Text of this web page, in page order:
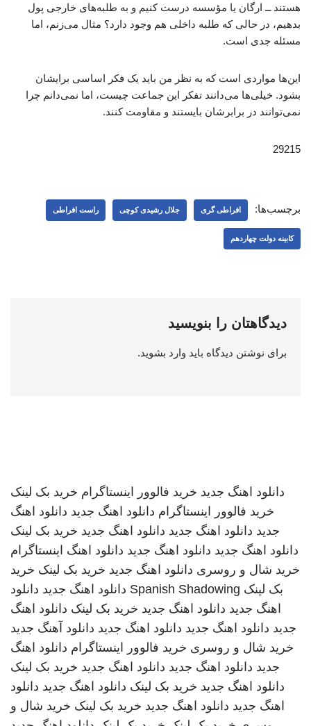
هستند ــ ارگان یا مؤسسه درست کنیم و به طلبه‌های خارجی پول
بدهیم، در حالی که طلبه داخلی هم وجود دارد؟ مثال می‌زنم، اما
مسئله جدی است.
این‌ها مواردی است که به نظر من باید یک فکر اساسی برایشان
بشود. خیلی‌ها می‌دانند تفکر این جماعت چیست، اما نمی‌دانم چرا
نمی‌توانند در برابرشان بایستند و مقاومت کنند.
29215
برچسب‌ها: افراطی گری جلال رشیدی کوچی راست افراطی
کابینه دولت چهاردهم
دیدگاهتان را بنویسید
برای نوشتن دیدگاه باید وارد بشوید.
دانلود اهنگ جدید خرید فالوور اینستاگرام خرید بک لینک
خرید فالوور اینستاگرام دانلود اهنگ جدید دانلود اهنگ
جدید دانلود اهنگ جدید دانلود اهنگ جدید خرید بک لینک
دانلود اهنگ جدید دانلود اهنگ جدید دانلود اهنگ اینستاگرام
خرید شال و روسری دانلود اهنگ جدید خرید بک لینک خرید
بک لینک Spanish Shadowing دانلود اهنگ جدید دانلود
اهنگ جدید دانلود اهنگ جدید خرید بک لینک دانلود اهنگ
جدید دانلود اهنگ جدید دانلود اهنگ جدید دانلود آهنگ جدید
خرید شال و روسری خرید فالوور اینستاگرام دانلود اهنگ
جدید دانلود اهنگ جدید دانلود اهنگ جدید خرید بک لینک
دانلود اهنگ جدید خرید بک لینک دانلود اهنگ جدید دانلود
اهنگ جدید دانلود اهنگ جدید خرید بک لینک خرید شال و